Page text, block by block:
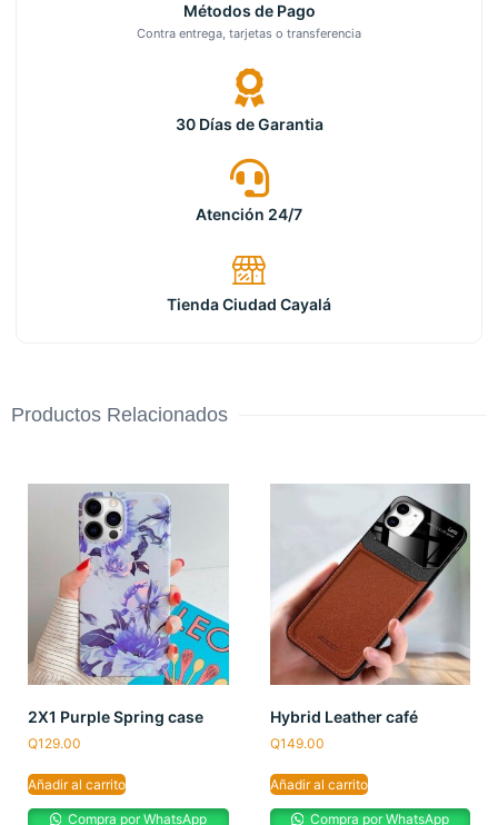
Métodos de Pago
Contra entrega, tarjetas o transferencia
30 Días de Garantia
Atención 24/7
Tienda Ciudad Cayalá
Productos Relacionados
2X1 Purple Spring case
Q129.00
Añadir al carrito
Compra por WhatsApp
Hybrid Leather café
Q149.00
Añadir al carrito
Compra por WhatsApp